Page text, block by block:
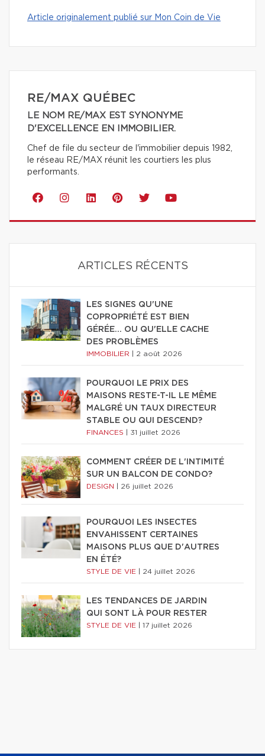
Article originalement publié sur Mon Coin de Vie
RE/MAX QUÉBEC
LE NOM RE/MAX EST SYNONYME
D'EXCELLENCE EN IMMOBILIER.
Chef de file du secteur de l'immobilier depuis 1982,
le réseau RE/MAX réunit les courtiers les plus
performants.
ARTICLES RÉCENTS
LES SIGNES QU'UNE
COPROPRIÉTÉ EST BIEN
GÉRÉE… OU QU'ELLE CACHE
DES PROBLÈMES
IMMOBILIER 2 août 2026
POURQUOI LE PRIX DES
MAISONS RESTE-T-IL LE MÊME
MALGRÉ UN TAUX DIRECTEUR
STABLE OU QUI DESCEND?
FINANCES 31 juillet 2026
COMMENT CRÉER DE L'INTIMITÉ
SUR UN BALCON DE CONDO?
DESIGN 26 juillet 2026
POURQUOI LES INSECTES
ENVAHISSENT CERTAINES
MAISONS PLUS QUE D'AUTRES
EN ÉTÉ?
STYLE DE VIE 24 juillet 2026
LES TENDANCES DE JARDIN
QUI SONT LÀ POUR RESTER
STYLE DE VIE 17 juillet 2026